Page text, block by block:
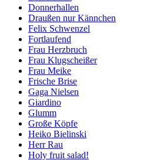
Donnerhallen
Draußen nur Kännchen
Felix Schwenzel
Fortlaufend
Frau Herzbruch
Frau Klugscheißer
Frau Meike
Frische Brise
Gaga Nielsen
Giardino
Glumm
Große Köpfe
Heiko Bielinski
Herr Rau
Holy fruit salad!